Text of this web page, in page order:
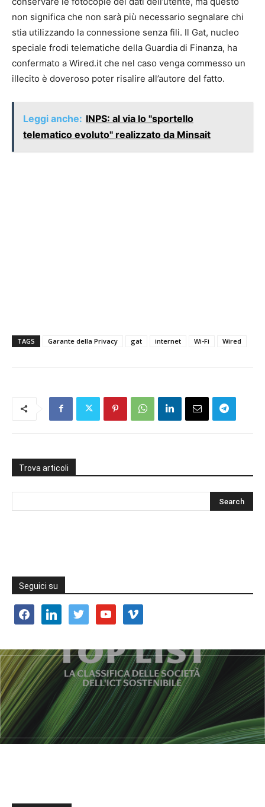
non significa che non sarà più necessario segnalare chi
stia utilizzando la connessione senza fili. Il Gat, nucleo
speciale frodi telematiche della Guardia di Finanza, ha
confermato a Wired.it che nel caso venga commesso un
illecito è doveroso poter risalire all’autore del fatto.
Leggi anche: INPS: al via lo "sportello
telematico evoluto" realizzato da Minsait
TAGS Garante della Privacy gat internet Wi-Fi Wired
Trova articoli
Seguici su
facebooklinkedin twitter youtube vimeo